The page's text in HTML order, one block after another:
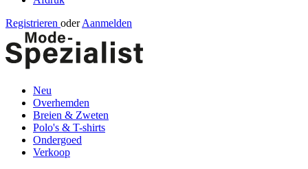
Registrieren oder Aanmelden
Neu
Overhemden
Breien & Zweten
Polo's & T-shirts
Ondergoed
Verkoop